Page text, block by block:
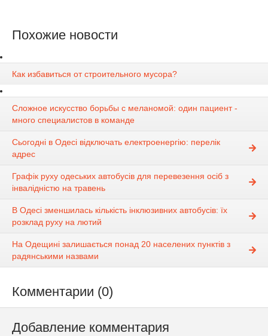
Похожие новости
Как избавиться от строительного мусора?
Сложное искусство борьбы с меланомой: один пациент -
много специалистов в команде
Сьогодні в Одесі відключать електроенергію: перелік
адрес
Графік руху одеських автобусів для перевезення осіб з
інвалідністю на травень
В Одесі зменшилась кількість інклюзивних автобусів: їх
розклад руху на лютий
На Одещині залишається понад 20 населених пунктів з
радянськими назвами
Комментарии (0)
Добавление комментария